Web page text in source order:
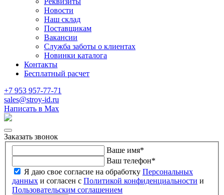
Новости
Наш склад
Поставщикам
Вакансии
Служба заботы о клиентах
Новинки каталога
Контакты
Бесплатный расчет
+7 953 957-77-71
sales@stroy-id.ru
Написать в Max
Заказать звонок
Ваше имя*
Ваш телефон*
Я даю свое согласие на обработку Персональных
данных и согласен с Политикой конфиденциальности и
Пользовательским соглашением